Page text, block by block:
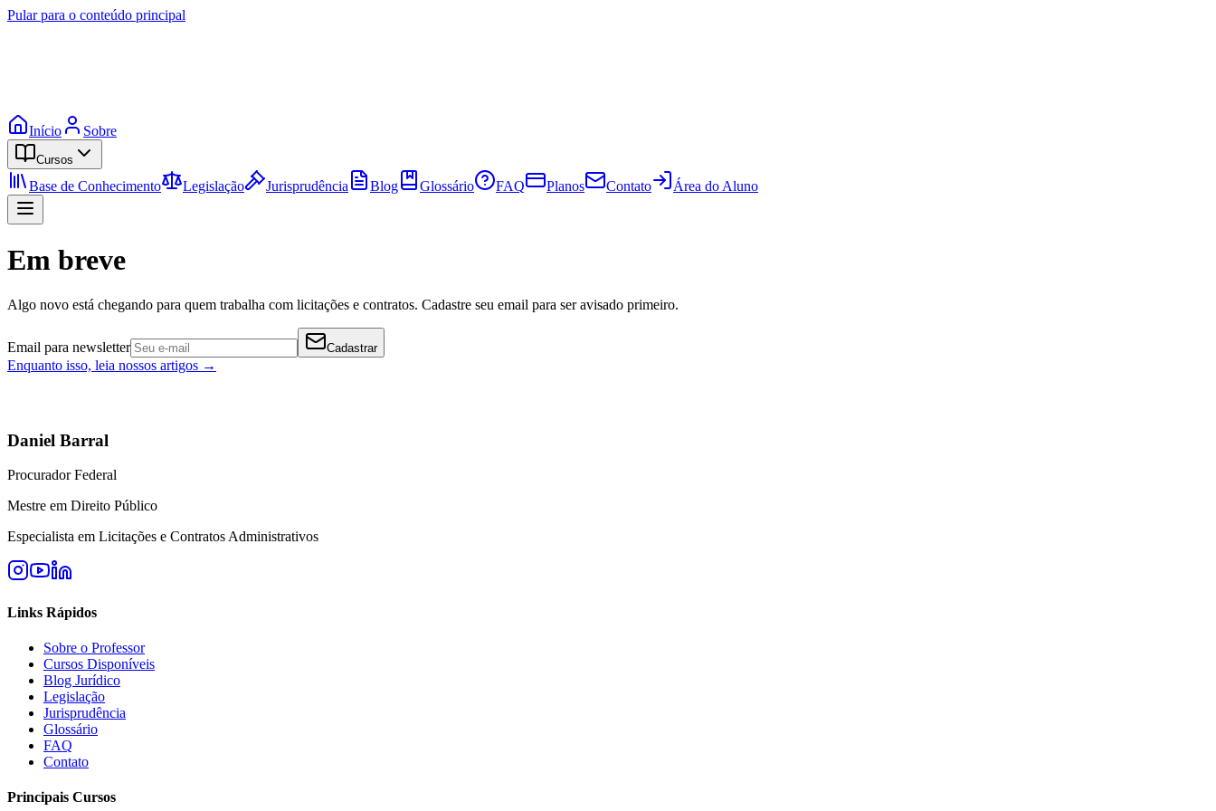
Pular para o conteúdo principal
Início Sobre
Cursos
Base de Conhecimento Legislação Jurisprudência Blog Glossário FAQ Planos Contato Área do Aluno
Em breve
Algo novo está chegando para quem trabalha com licitações e contratos. Cadastre seu email para ser avisado primeiro.
Email para newsletter Cadastrar
Enquanto isso, leia nossos artigos →
Daniel Barral
Procurador Federal
Mestre em Direito Público
Especialista em Licitações e Contratos Administrativos
Links Rápidos
Sobre o Professor
Cursos Disponíveis
Blog Jurídico
Legislação
Jurisprudência
Glossário
FAQ
Contato
Principais Cursos